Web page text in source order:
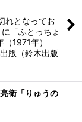
れとなってお
「ふとっちょ
（1971年）
版（鈴木出版
衛「りゅうの